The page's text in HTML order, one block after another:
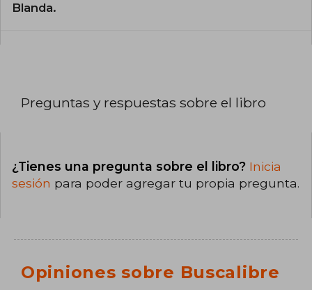
Blanda.
Preguntas y respuestas sobre el libro
¿Tienes una pregunta sobre el libro? Inicia
sesión para poder agregar tu propia pregunta.
Opiniones sobre Buscalibre